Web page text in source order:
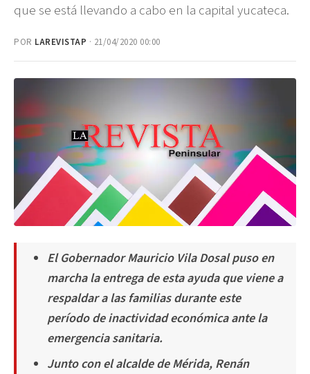
que se está llevando a cabo en la capital yucateca.
POR LAREVISTAP · 21/04/2020 00:00
El Gobernador Mauricio Vila Dosal puso en
marcha la entrega de esta ayuda que viene a
respaldar a las familias durante este
período de inactividad económica ante la
emergencia sanitaria.
Junto con el alcalde de Mérida, Renán